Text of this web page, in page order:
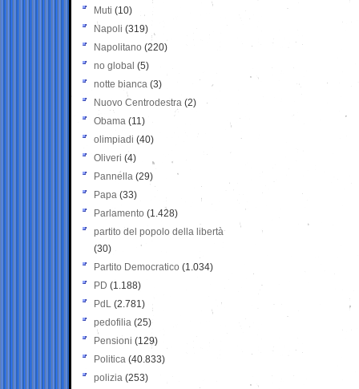
Muti (10)
Napoli (319)
Napolitano (220)
no global (5)
notte bianca (3)
Nuovo Centrodestra (2)
Obama (11)
olimpiadi (40)
Oliveri (4)
Pannella (29)
Papa (33)
Parlamento (1.428)
partito del popolo della libertà
(30)
Partito Democratico (1.034)
PD (1.188)
PdL (2.781)
pedofilia (25)
Pensioni (129)
Politica (40.833)
polizia (253)